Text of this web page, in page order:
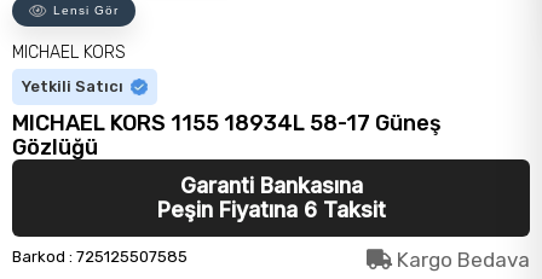
Lensi Gör
MICHAEL KORS
Yetkili Satıcı
MICHAEL KORS 1155 18934L 58-17 Güneş
Gözlüğü
Garanti Bankasına
Peşin Fiyatına 6 Taksit
Barkod : 725125507585 Kargo Bedava